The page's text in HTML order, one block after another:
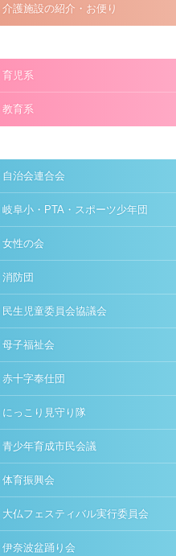
介護施設の紹介・お便り
育児系
教育系
自治会連合会
岐阜小・PTA・スポーツ少年団
女性の会
消防団
民生児童委員会協議会
母子福祉会
赤十字奉仕団
にっこり見守り隊
青少年育成市民会議
体育振興会
大仏フェスティバル実行委員会
伊奈波盆踊り会